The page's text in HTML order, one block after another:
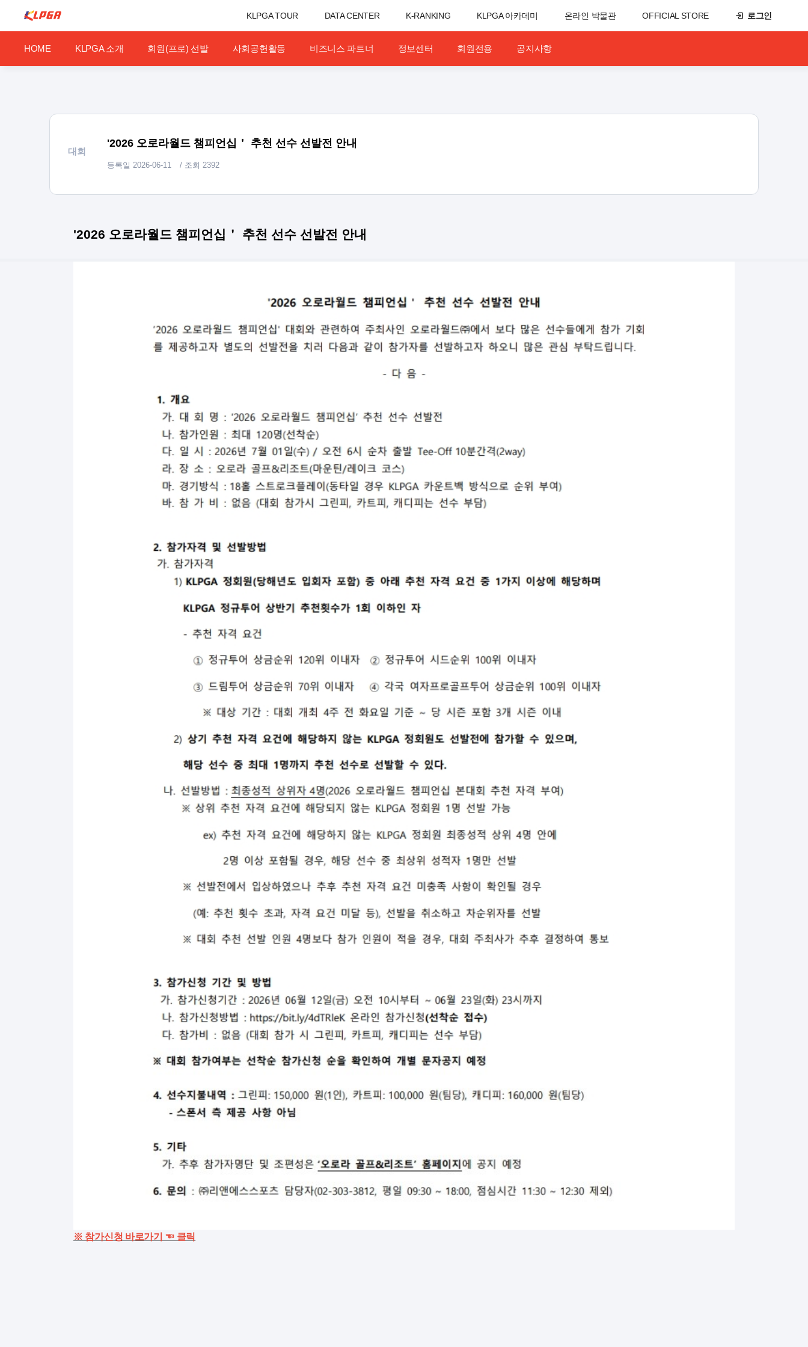
KLPGA TOUR DATA CENTER K-RANKING KLPGA 아카데미 온라인 박물관 OFFICIAL STORE 로그인
HOME KLPGA 소개 회원(프로) 선발 사회공헌활동 비즈니스 파트너 정보센터 회원전용 공지사항
대회
'2026 오로라월드 챔피언십＇ 추천 선수 선발전 안내
등록일 2026-06-11 / 조회 2392
'2026 오로라월드 챔피언십＇ 추천 선수 선발전 안내
※ 참가신청 바로가기 ☜ 클릭